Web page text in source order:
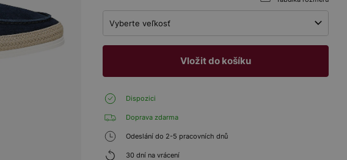
Vyberte veľkosť
Vložit do košíku
Dispozici
Doprava zdarma
Odeslání do 2-5 pracovních dnů
30 dní na vrácení